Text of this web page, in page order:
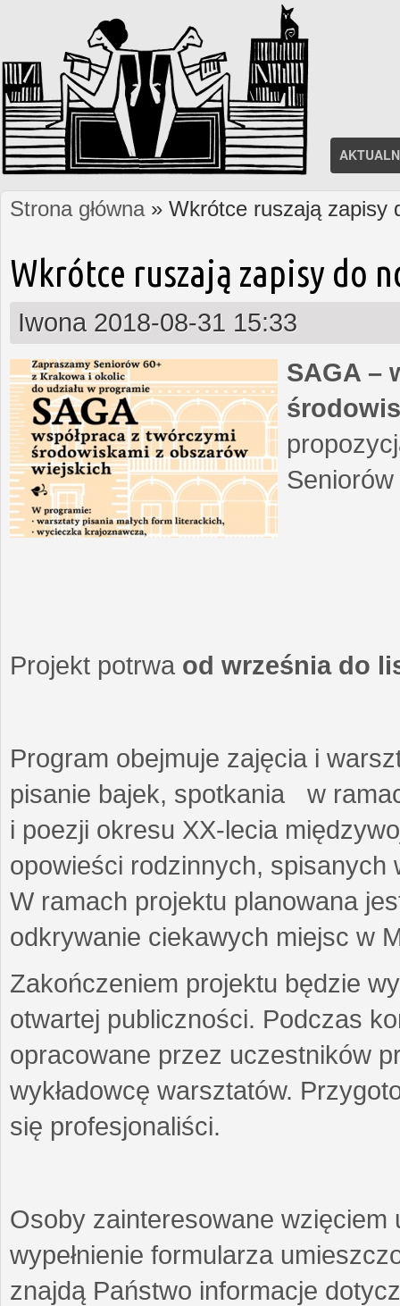
Jesteś tutaj
Strona główna» Wkrótce ruszają zapisy
Wkrótce ruszają zapisy do
Iwona 2018-08-31 15:33
SAGA –
Projekt potrwa od września do
Program obejmuje zajęcia i
pisanie bajek, spotkania w
i poezji okresu XX-lecia
opowieści rodzinnych,
W ramach projektu planowana
odkrywanie ciekawych miejsc w
Zakończeniem projektu będzie
otwartej publiczności. Podczas
opracowane przez uczestników
wykładowcę warsztatów.
się profesjonaliści.
Osoby zainteresowane wzięciem
wypełnienie formularza
znajdą Państwo informacje